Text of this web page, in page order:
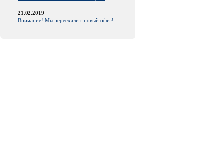
21.02.2019
Внимание! Мы переехали в новый офис!